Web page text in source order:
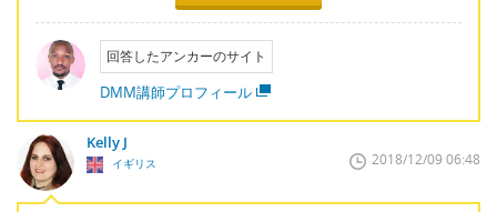
回答したアンカーのサイト
DMM講師プロフィール
Kelly J
イギリス 2018/12/09 06:48